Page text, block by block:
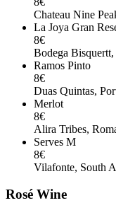
Chateau Nine
La Joya Gran
8€
Bodega
Ramos Pinto
8€
Duas Quintas,
Merlot
8€
Alira Tribes,
Serves M
8€
Vilafonte, South
Rosé Wine